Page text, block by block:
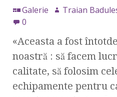
Galerie Traian
0
«Aceasta a fost
noastră : să facem
calitate, să folosim
echipamente pentru